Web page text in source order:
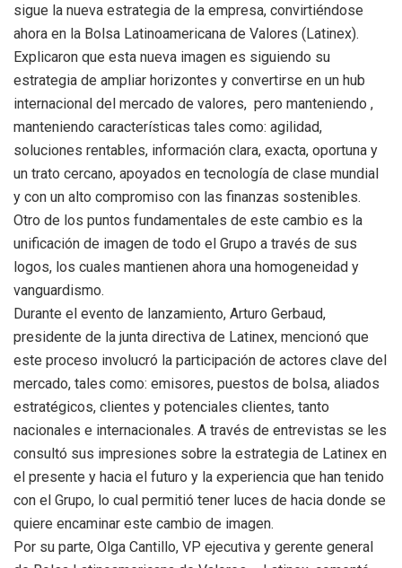
sigue la nueva estrategia de la empresa, convirtiéndose
ahora en la Bolsa Latinoamericana de Valores (Latinex).
Explicaron que esta nueva imagen es siguiendo su
estrategia de ampliar horizontes y convertirse en un hub
internacional del mercado de valores, pero manteniendo ,
manteniendo características tales como: agilidad,
soluciones rentables, información clara, exacta, oportuna y
un trato cercano, apoyados en tecnología de clase mundial
y con un alto compromiso con las finanzas sostenibles.
Otro de los puntos fundamentales de este cambio es la
unificación de imagen de todo el Grupo a través de sus
logos, los cuales mantienen ahora una homogeneidad y
vanguardismo.
Durante el evento de lanzamiento, Arturo Gerbaud,
presidente de la junta directiva de Latinex, mencionó que
este proceso involucró la participación de actores clave del
mercado, tales como: emisores, puestos de bolsa, aliados
estratégicos, clientes y potenciales clientes, tanto
nacionales e internacionales. A través de entrevistas se les
consultó sus impresiones sobre la estrategia de Latinex en
el presente y hacia el futuro y la experiencia que han tenido
con el Grupo, lo cual permitió tener luces de hacia donde se
quiere encaminar este cambio de imagen.
Por su parte, Olga Cantillo, VP ejecutiva y gerente general